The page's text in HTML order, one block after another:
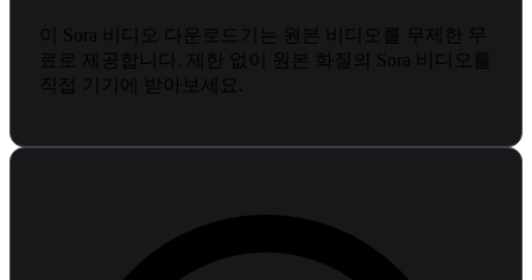
이 Sora 비디오 다운로드기는 원본 비디오를 무제한 무
료로 제공합니다. 제한 없이 원본 화질의 Sora 비디오를
직접 기기에 받아보세요.